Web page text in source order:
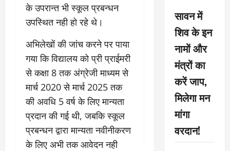
के उपरान्त भी स्कूल प्रबन्धन
उपस्थित नही हो रहे थे।
अभिलेखों की जांच करने पर पाया
गया कि विद्यालय को प्री प्राईमरी
से कक्षा 8 तक अंग्रेजी माध्यम से
मार्च 2020 से मार्च 2025 तक
की अवधि 5 वर्ष के लिए मान्यता
प्रदान की गई थी, जबकि स्कूल
प्रबन्धन द्वारा मान्यता नवीनीकरण
के लिए अभी तक आवेदन नही
सावन में
शिव के इन
नामों और
मंत्रों का
करें जाप,
मिलेगा मन
मांगा
वरदान!